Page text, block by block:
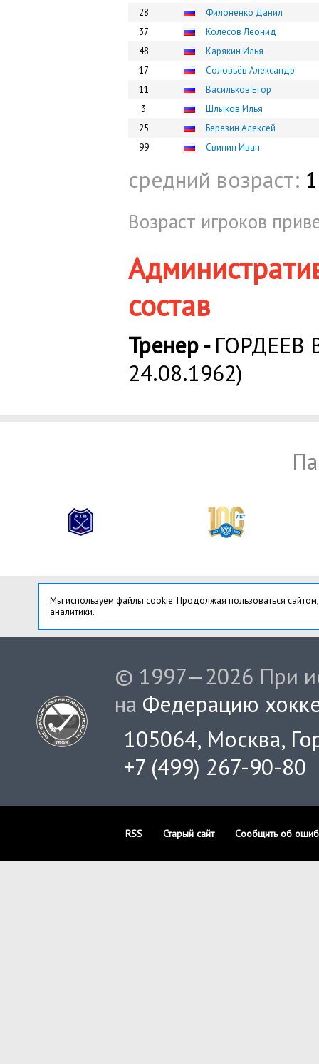
28
Филоненко Данил
37
Колесов Леонид
48
Карякин Илья
17
Соловьёв Александр
11
Васильков Егор
3
Шлыков Илья
25
Березин Алексей
99
Свинин Иван
средний возраст:
Возраст игроков
состав
Тренер -ГОРДЕЕВ
24.08.1962)
Мы используем файлы cookie. Продолжая пользоваться
аналитики.
© 1997—2026 При
на Федерацию
105064, Москва,
+7 (499) 267-90-80
RSS Старый сайт Сообщить об